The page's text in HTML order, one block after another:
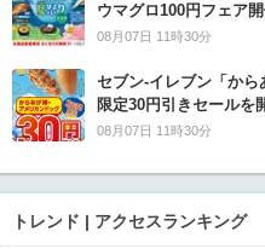
ウマグロ100円フェア
08月07日 11時30分
セブン‐イレブン「か
限定30円引きセールを
08月07日 11時30分
トレンド | アクセスランキング